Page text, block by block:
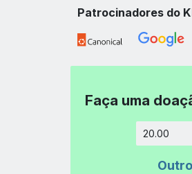
Patrocinadores do
Faça uma